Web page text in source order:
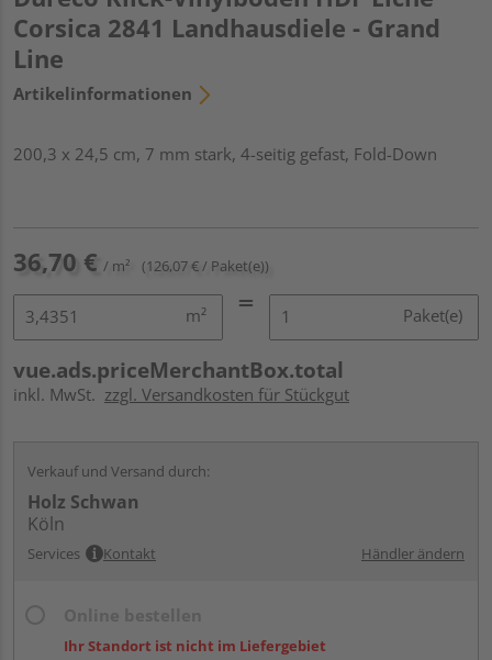
Corsica 2841 Landhausdiele - Grand
Line
Artikelinformationen
200,3 x 24,5 cm, 7 mm stark, 4-seitig gefast, Fold-Down
36,70 € / m² (126,07 € / Paket(e))
m² Paket(e)
vue.ads.priceMerchantBox.total
inkl. MwSt. zzgl. Versandkosten für Stückgut
Verkauf und Versand durch:
Holz Schwan
Köln
Services Kontakt Händler ändern
Ihr Standort ist nicht im Liefergebiet